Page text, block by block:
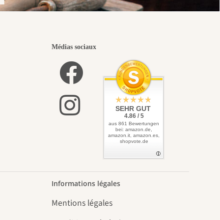
Médias sociaux
SEHR GUT
4.86 / 5
aus 861 Bewertungen
bei: amazon.de,
amazon.it, amazon.es,
shopvote.de
Informations légales
Mentions légales